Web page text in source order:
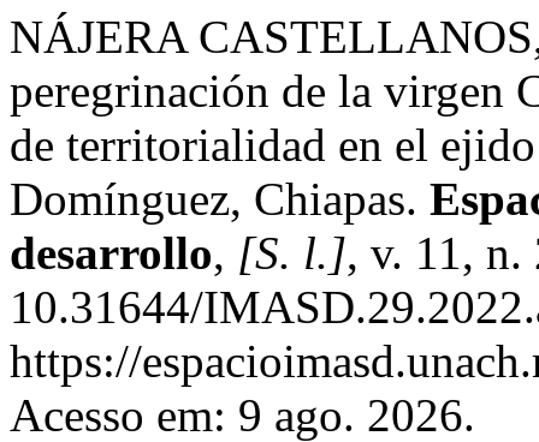
NÁJERA
peregrinación de la virgen
de territorialidad en el
Domínguez, Chiapas.
desarrollo, [S. l.], v. 11,
10.31644/
https://
Acesso em: 9 ago. 2026.